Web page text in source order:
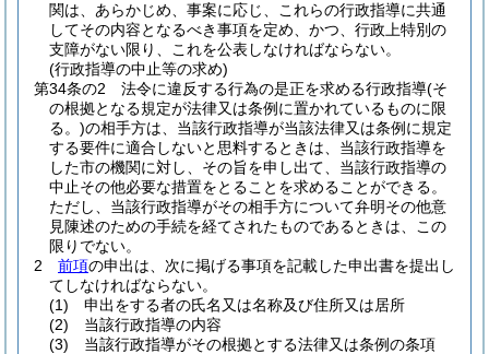
関は、あらかじめ、事案に応じ、これらの行政指導に共通
してその内容となるべき事項を定め、かつ、行政上特別の
支障がない限り、これを公表しなければならない。
(行政指導の中止等の求め)
第34条の2
法令に違反する行為の是正を求める行政指導(そ
の根拠となる規定が法律又は条例に置かれているものに限
る。)の相手方は、当該行政指導が当該法律又は条例に規定
する要件に適合しないと思料するときは、当該行政指導を
した市の機関に対し、その旨を申し出て、当該行政指導の
中止その他必要な措置をとることを求めることができる。
ただし、当該行政指導がその相手方について弁明その他意
見陳述のための手続を経てされたものであるときは、この
限りでない。
2
前項の申出は、次に掲げる事項を記載した申出書を提出し
てしなければならない。
(1)
申出をする者の氏名又は名称及び住所又は居所
(2)
当該行政指導の内容
(3)
当該行政指導がその根拠とする法律又は条例の条項